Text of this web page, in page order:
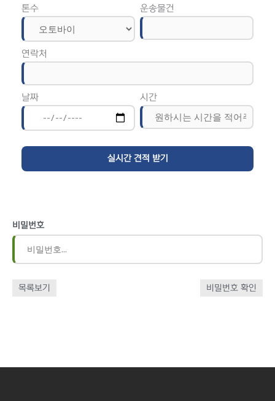
톤수 운송물건
연락처
날짜 시간
비밀번호
목록보기 비밀번호 확인